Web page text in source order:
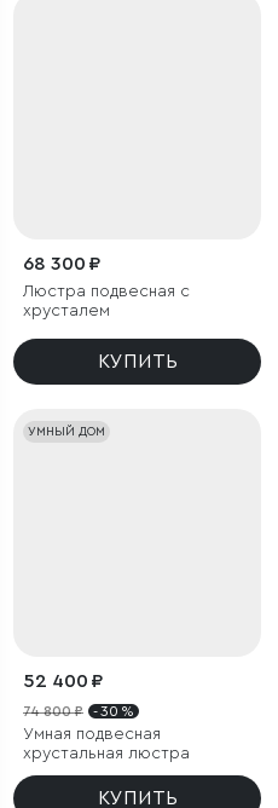
68 300 ₽
Люстра подвесная с
хрусталем
КУПИТЬ
УМНЫЙ ДОМ
52 400 ₽
74 800 ₽ - 30 %
Умная подвесная
хрустальная люстра
КУПИТЬ